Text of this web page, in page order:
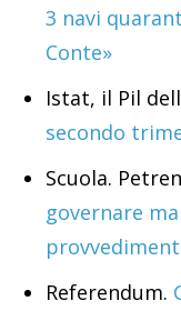
3 navi
Conte»
Istat, il Pil
secondo
Scuola.
governare
Referendum.